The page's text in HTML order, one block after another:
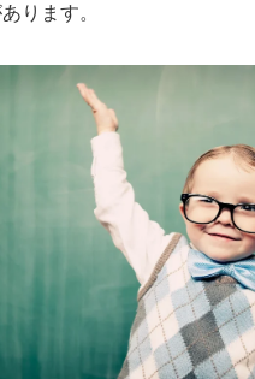
ります。